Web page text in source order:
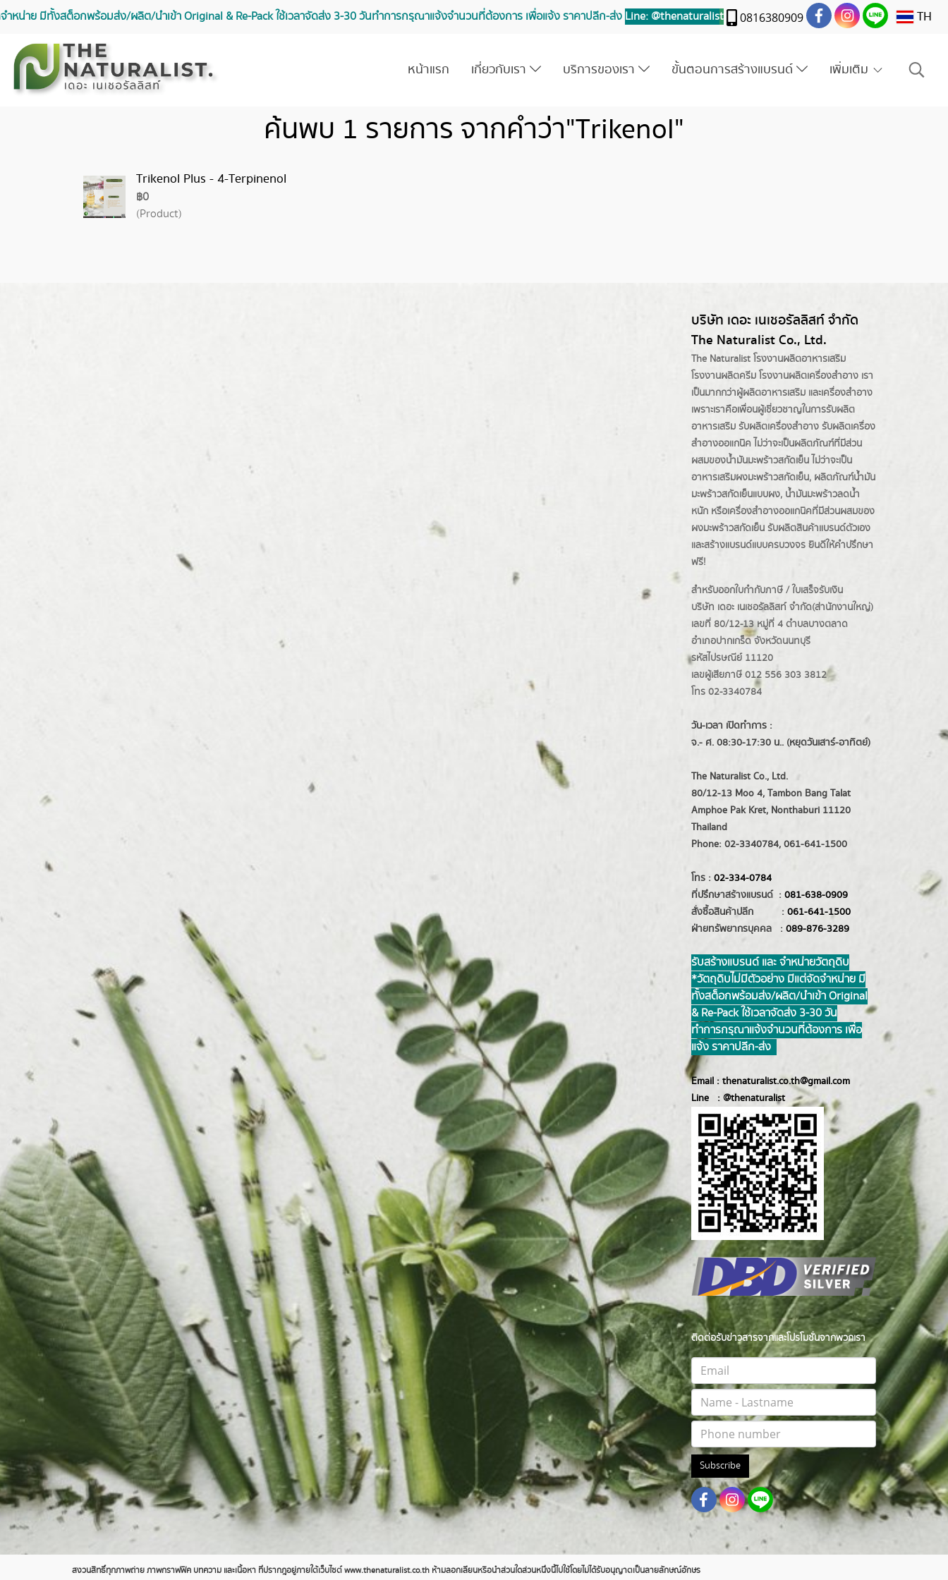
น่าย มีทั้งสต็อกพร้อมส่ง/ผลิต/นำเข้า Original & Re-Pack ใช้เวลาจัดส่ง 3-30 วันทำการ กรุณาแจ้งจำนวนที่ต้องการ เพื่อแจ้ง ราคาปลีก-ส่ง Line: @thenaturalist 0816380909 TH
หน้าแรก เกี่ยวกับเรา บริการของเรา ขั้นตอนการสร้างแบรนด์ เพิ่มเติม
ค้นพบ 1 รายการ จากคำว่า"Trikenol"
Trikenol Plus - 4-Terpinenol
฿0
(Product)
บริษัท เดอะ เนเชอรัลลิสท์ จำกัด
The Naturalist Co., Ltd.
The Naturalist โรงงานผลิตอาหารเสริม
โรงงานผลิตครีมโรงงานผลิตเครื่องสำอาง เรา
เป็นมากกว่าผู้ผลิตอาหารเสริมและเครื่องสำอาง
เพราะเราคือเพื่อนผู้เชี่ยวชาญในการรับผลิต
อาหารเสริม รับผลิตเครื่องสำอาง รับผลิตเครื่อง
สำอางออแกนิค ไม่ว่าจะเป็นผลิตภัณฑ์ที่มีส่วน
ผสมของน้ำมันมะพร้าวสกัดเย็น ไม่ว่าจะเป็น
อาหารเสริมผงมะพร้าวสกัดเย็น, ผลิตภัณฑ์น้ำมัน
มะพร้าวสกัดเย็นแบบผง, น้ำมันมะพร้าวลดน้ำ
หนักหรือเครื่องสำอางออแกนิคที่มีส่วนผสมของ
ผงมะพร้าวสกัดเย็น รับผลิตสินค้าแบรนด์ตัวเอง
และสร้างแบรนด์แบบครบวงจร ยินดีให้คำปรึกษา
ฟรี!
สำหรับออกใบกำกับภาษี / ใบเสร็จรับเงิน
บริษัท เดอะ เนเชอรัลลิสท์ จำกัด(ส่านักงานใหญ่)
เลขที่ 80/12-13 หมู่ที่ 4 ตำบลบางตลาด
อำเภอปากเกร็ดจังหวัดนนทบุรี
รหัสไปรษณีย์ 11120
เลขผู้เสียภาษี 012 556 303 3812
โทร 02-3340784
วัน-เวลา เปิดทำการ :
จ.- ศ. 08:30-17:30 น.. (หยุดวันเสาร์-อาทิตย์)
The Naturalist Co., Ltd.
80/12-13 Moo 4, Tambon Bang Talat
Amphoe Pak Kret, Nonthaburi 11120
Thailand
Phone: 02-3340784, 061-641-1500
โทร : 02-334-0784
ที่ปรึกษาสร้างแบรนด์ : 081-638-0909
สั่งซื้อสินค้าปลีก : 061-641-1500
ฝ่ายทรัพยากรบุคคล : 089-876-3289
รับสร้างแบรนด์ และ จำหน่ายวัตถุดิบ
*วัตถุดิบไม่มีตัวอย่าง มีแต่จัดจำหน่าย มี
ทั้งสต็อกพร้อมส่ง/ผลิต/นำเข้า Original
& Re-Pack ใช้เวลาจัดส่ง 3-30 วัน
ทำการ กรุณาแจ้งจำนวนที่ต้องการ เพื่อ
แจ้ง ราคาปลีก-ส่ง
Email : thenaturalist.co.th@gmail.com
Line : @thenaturalist
ติดต่อรับข่าวสารจากและโปรโมชั่นจากพวกเรา
Subscribe
สงวนสิทธิ์ทุกภาพถ่าย ภาพกราฟฟิค บทความ และเนื้อหา ที่ปรากฎอยู่ภายใต้เว็บไซต์ www.thenaturalist.co.th ห้ามลอกเลียนหรือนำส่วนใดส่วนหนึ่งนี้ไปใช้โดยไม่ได้รับอนุญาตเป็นลายลักษณ์อักษร